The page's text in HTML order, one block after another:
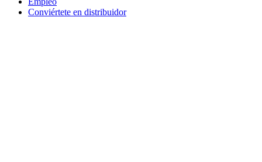
Conviértete en distribuidor